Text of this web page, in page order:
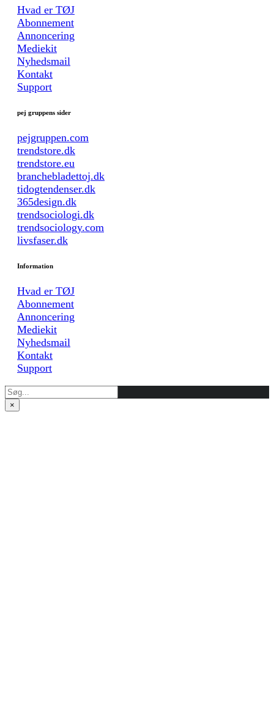
Hvad er TØJ
Abonnement
Annoncering
Mediekit
Nyhedsmail
Kontakt
Support
pej gruppens sider
pejgruppen.com
trendstore.dk
trendstore.eu
branchebladettoj.dk
tidogtendenser.dk
365design.dk
trendsociologi.dk
trendsociology.com
livsfaser.dk
Information
Hvad er TØJ
Abonnement
Annoncering
Mediekit
Nyhedsmail
Kontakt
Support
×